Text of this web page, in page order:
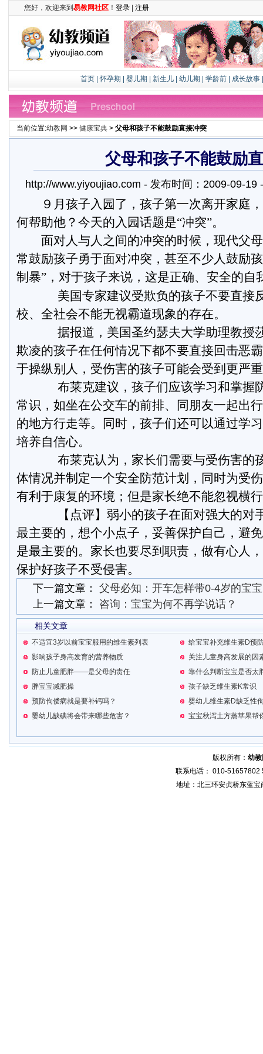
您好，欢迎来到 易教网社区 ！ 登录 注册
首页 |怀孕期 婴儿期 新生儿 幼儿期 学龄前 成长故事
当前位置:幼教网 >> 健康宝典 > 父母和孩子不能鼓励直接冲突
父母和孩子不能鼓励
http://www.yiyoujiao.com - 发布时间：2009-09-
９月孩子入园了，孩子第一次离开家庭
何帮助他？今天的入园话题是“冲突”。
面对人与人之间的冲突的时候， 现代父
常鼓励孩子勇于面对冲突，甚至不少人鼓励
制暴”，对于孩子来说，这是正确、安全的自
美国专家建议受欺负的孩子不要直接
校、全社会不能无视霸道现象的存在。
据报道，美国圣约瑟夫大学助理教授莎
欺凌的孩子在任何情况下都不要直接回击恶
于操纵别人，受伤害的孩子可能会受到更严
布莱克建议，孩子们应该学习和掌握
常识，如坐在公交车的前排、同朋友一起出
的地方行走等。同时，孩子们还可以通过学
培养自信心。
布莱克认为，家长们需要与受伤害的
体情况并制定一个安全防范计划，同时为受
有利于康复的环境；但是家长绝不能忽视横
【点评】弱小的孩子在面对强大的对
最主要的，想个小点子，妥善保护自己，避
是最主要的。家长也要尽到职责，做有心人
保护好孩子不受侵害。
下一篇文章： 父母必知：开车怎样带0-4岁的宝宝
上一篇文章： 咨询：宝宝为何不再学说话？
相关文章
不适宜3岁以前宝宝服用的维生素列表
给宝宝补充维生素D预
影响孩子身高发育的营养物质
关注儿童身高发展的因
防止儿童肥胖——是父母的责任
靠什么判断宝宝是否太
胖宝宝减肥操
孩子缺乏维生素K常识
预防佝偻病就是要补钙吗？
婴幼儿维生素D缺乏性
婴幼儿缺碘将会带来哪些危害？
宝宝秋泻土方蒸苹果帮
版权所有： 幼教
联系电话： 010-
地址：北三环安贞桥东蓝